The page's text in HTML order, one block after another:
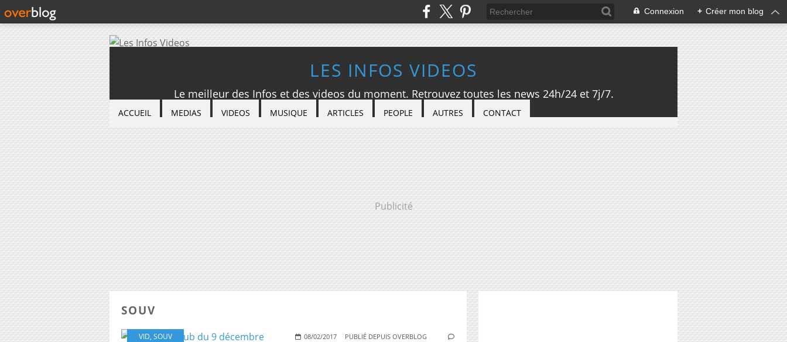
Connexion + Créer mon blog
LES INFOS VIDEOS
Le meilleur des Infos et des videos du moment. Retrouvez toutes les news 24h/24 et 7j/7.
ACCUEIL MEDIAS VIDEOS MUSIQUE ARTICLES PEOPLE AUTRES CONTACT
Publicité
SOUV
VID, SOUV 08/02/2017 PUBLIÉ DEPUIS OVERBLOG